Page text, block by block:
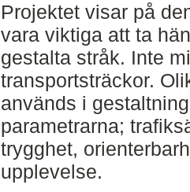
Projektet visar på
vara viktiga att ta
gestalta stråk. Inte
transportsträckor.
används i
parametrarna;
trygghet,
upplevelse.